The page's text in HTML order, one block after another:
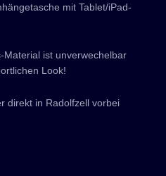
mit Tablet/iPad-
Material ist unverwechelbar
Look!
direkt in Radolfzell vorbei